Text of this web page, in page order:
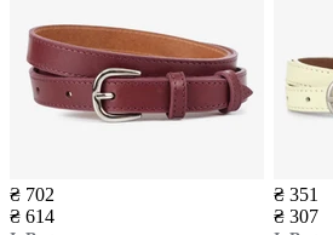
₴ 702
₴ 614
₴ 351
₴ 307